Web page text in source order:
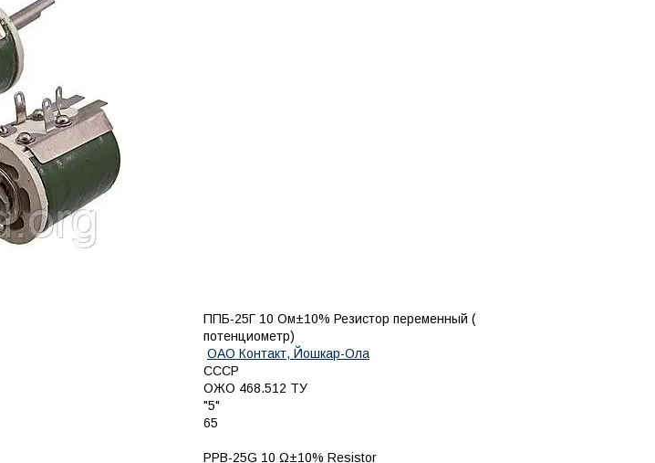
ППБ-25Г 10 Ом±10% Резистор переменный (
потенциометр)
ОАО Контакт, Йошкар-Ола
СССР
ОЖО 468.512 ТУ
"5"
65
PPB-25G 10 Ω±10% Resistor